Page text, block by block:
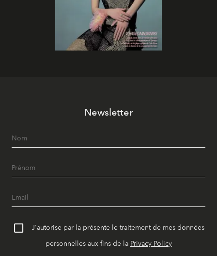
Newsletter
J'autorise par la présente le traitement de mes données
personnelles aux fins de la Privacy Policy